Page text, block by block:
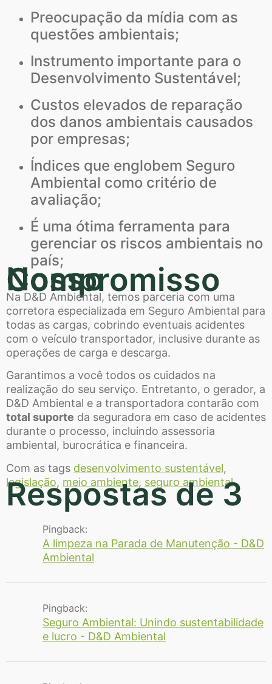
Preocupação da mídia com as
questões ambientais;
Instrumento importante para o
Desenvolvimento Sustentável;
Custos elevados de reparação
dos danos ambientais causados
por empresas;
Índices que englobem Seguro
Ambiental como critério de
avaliação;
É uma ótima ferramenta para
gerenciar os riscos ambientais no
país;
Nosso Compromisso
Na D&D Ambiental, temos parceria com uma
corretora especializada em Seguro Ambiental para
todas as cargas, cobrindo eventuais acidentes
com o veículo transportador, inclusive durante as
operações de carga e descarga.
Garantimos a você todos os cuidados na
realização do seu serviço. Entretanto, o gerador, a
D&D Ambiental e a transportadora contarão com
total suporte da seguradora em caso de acidentes
durante o processo, incluindo assessoria
ambiental, burocrática e financeira.
Com as tags desenvolvimento sustentável,
legislação, meio ambiente, seguro ambiental
Respostas de 3
Pingback:
A limpeza na Parada de Manutenção - D&D
Ambiental
Pingback:
Seguro Ambiental: Unindo sustentabilidade
e lucro - D&D Ambiental